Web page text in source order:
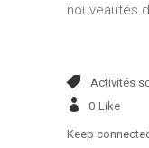
nouveautés
Activités
0 Like
Keep